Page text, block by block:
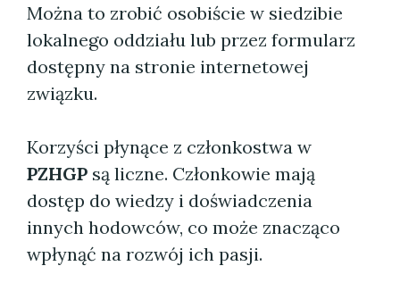
Można to zrobić osobiście w siedzibie
lokalnego oddziału lub przez formularz
dostępny na stronie internetowej
związku.
Korzyści płynące z członkostwa w
PZHGP są liczne. Członkowie mają
dostęp do wiedzy i doświadczenia
innych hodowców, co może znacząco
wpłynąć na rozwój ich pasji.